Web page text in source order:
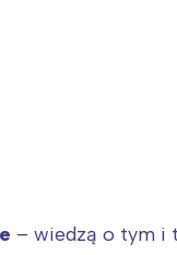
– wiedzą o tym i